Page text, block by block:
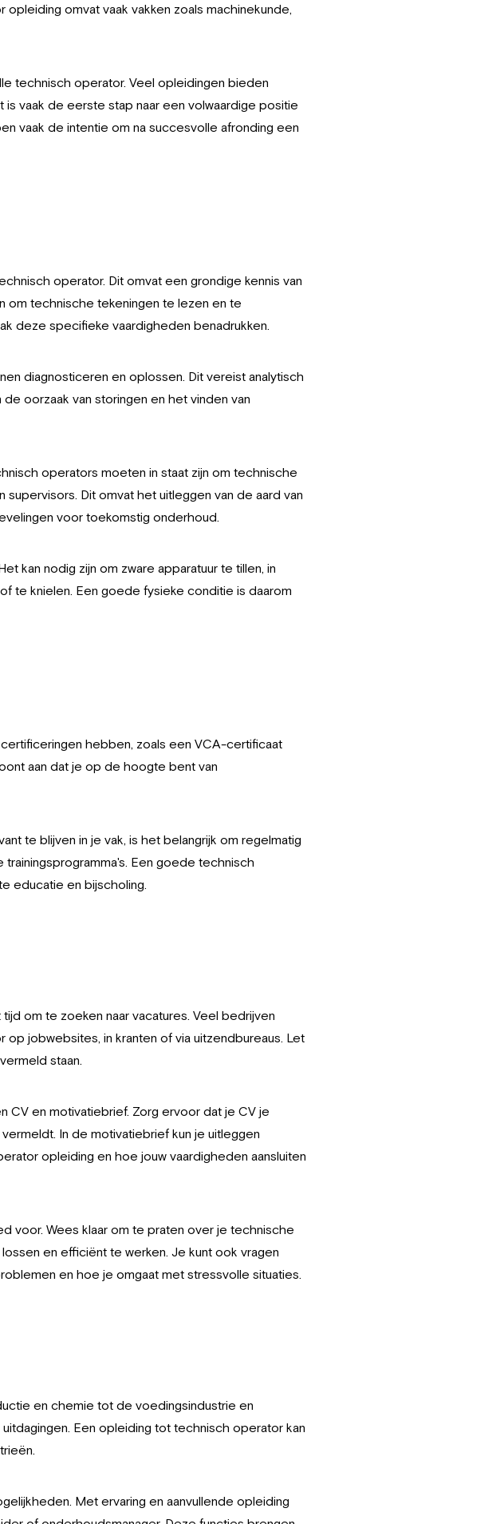
omvat vaak vakken zoals machinekunde,
technisch operator. Veel opleidingen bieden
is vaak de eerste stap naar een volwaardige positie
vaak de intentie om na succesvolle afronding een
operator. Dit omvat een grondige kennis van
om technische tekeningen te lezen en te
deze specifieke vaardigheden benadrukken.
diagnosticeren en oplossen. Dit vereist analytisch
oorzaak van storingen en het vinden van
operators moeten in staat zijn om technische
Dit omvat het uitleggen van de aard van
voor toekomstig onderhoud.
kan nodig zijn om zware apparatuur te tillen, in
te knielen. Een goede fysieke conditie is daarom
hebben, zoals een VCA-certificaat
aan dat je op de hoogte bent van
te blijven in je vak, is het belangrijk om regelmatig
trainingsprogramma's. Een goede technisch
educatie en bijscholing.
om te zoeken naar vacatures. Veel bedrijven
jobwebsites, in kranten of via uitzendbureaus. Let
staan.
CV en motivatiebrief. Zorg ervoor dat je CV je
In de motivatiebrief kun je uitleggen
opleiding en hoe jouw vaardigheden aansluiten
voor. Wees klaar om te praten over je technische
en efficiënt te werken. Je kunt ook vragen
en hoe je omgaat met stressvolle situaties.
en chemie tot de voedingsindustrie en
Een opleiding tot technisch operator kan
Met ervaring en aanvullende opleiding